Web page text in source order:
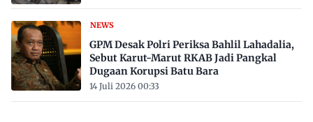
NEWS
GPM Desak Polri Periksa Bahlil Lahadalia,
Sebut Karut-Marut RKAB Jadi Pangkal
Dugaan Korupsi Batu Bara
14 Juli 2026 00:33